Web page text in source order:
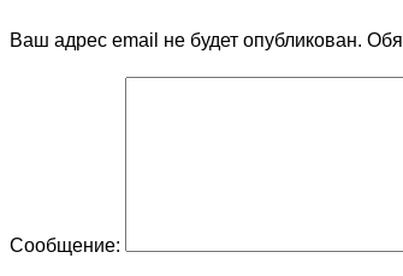
Ваш адрес email не будет опубликован.
Сообщение: